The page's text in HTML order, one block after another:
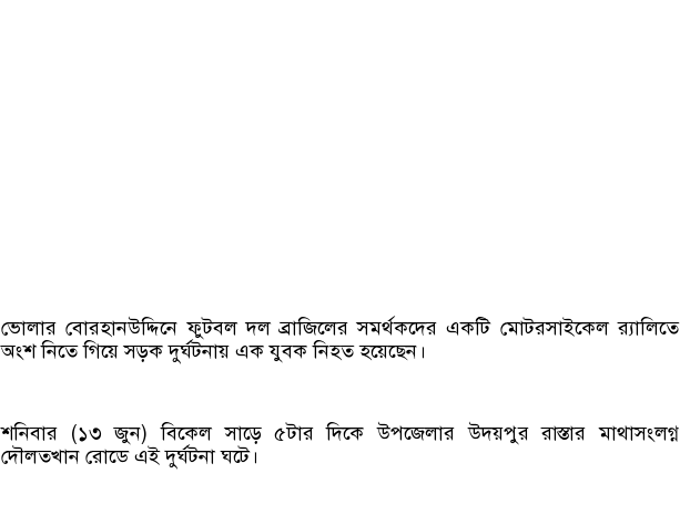
ভোলার বোরহানউদ্দিনে ফুটবল দল ব্রাজিলের সমর্থকদের একটি মোটরসাইকেল র‌্যালিতে
অংশ নিতে গিয়ে সড়ক দুর্ঘটনায় এক যুবক নিহত হয়েছেন।
শনিবার (১৩ জুন) বিকেল সাড়ে ৫টার দিকে উপজেলার উদয়পুর রাস্তার মাথাসংলগ্ন
দৌলতখান রোডে এই দুর্ঘটনা ঘটে।